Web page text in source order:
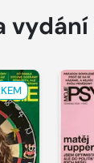
vydání